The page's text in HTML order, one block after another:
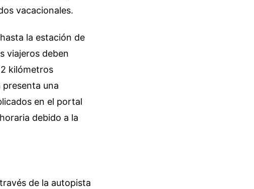
vacacionales.
la estación de
viajeros deben
kilómetros
una
en el portal
debido a la
de la autopista